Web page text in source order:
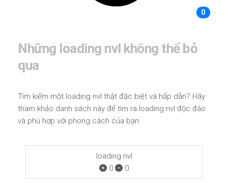
0
Những loading nvl không thể bỏ
qua
Tìm kiếm một loading nvl thật đặc biệt và hấp dẫn? Hãy
tham khảo danh sách này để tìm ra loading nvl độc đáo
và phù hợp với phong cách của bạn.
loading nvl
0
0